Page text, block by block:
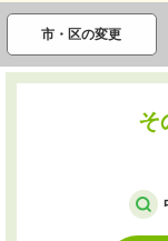
市・区の変更
そ